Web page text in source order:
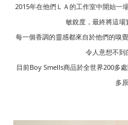
2015年在他們ＬＡ的工作室中開始一
敏銳度，最終將這場
每一個香調的靈感都來自於他們的嗅
令人意想不到
目前Boy Smells商品於全世界200多
多